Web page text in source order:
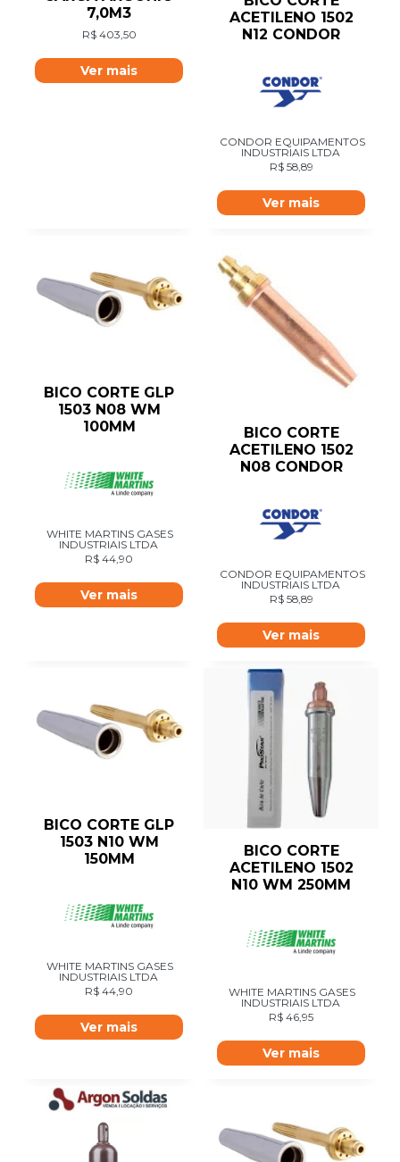
7,0M3
R$403,50
Ver mais
ACETILENO 1502
N12 CONDOR
CONDOR EQUIPAMENTOS
INDUSTRIAIS LTDA
R$58,89
Ver mais
BICO CORTE GLP
1503 N08 WM
100MM
WHITE MARTINS GASES
INDUSTRIAIS LTDA
R$ 44,90
Ver mais
BICO CORTE
ACETILENO 1502
N08 CONDOR
CONDOR EQUIPAMENTOS
INDUSTRIAIS LTDA
R$58,89
Ver mais
BICO CORTE GLP
1503 N10 WM
150MM
WHITE MARTINS GASES
INDUSTRIAIS LTDA
R$ 44,90
Ver mais
BICO CORTE
ACETILENO 1502
N10 WM 250MM
WHITE MARTINS GASES
INDUSTRIAIS LTDA
R$ 46,95
Ver mais